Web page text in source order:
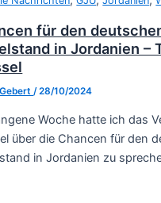
für den
in Jordanien –
/28/10/2024
Woche hatte ich das
über die Chancen für den
in Jordanien zu